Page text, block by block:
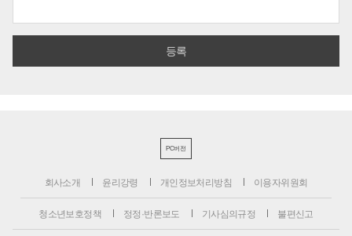
PC버전
회사소개 윤리강령 개인정보처리방침 이용자위원회
청소년보호정책 정정·반론보도 기사심의규정 불편신고